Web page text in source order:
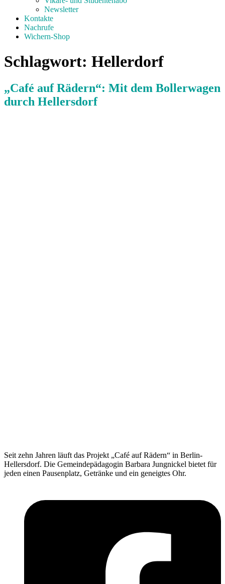
Newsletter
Kontakte
Nachrufe
Wichern-Shop
Schlagwort: Hellerdorf
„Café auf Rädern“: Mit dem Bollerwagen
durch Hellersdorf
Seit zehn Jahren läuft das Projekt „Café auf Rädern“ in Berlin-
Hellersdorf. Die Gemeindepädagogin Barbara Jungnickel bietet für
jeden einen Pausenplatz, Getränke und ein geneigtes Ohr.